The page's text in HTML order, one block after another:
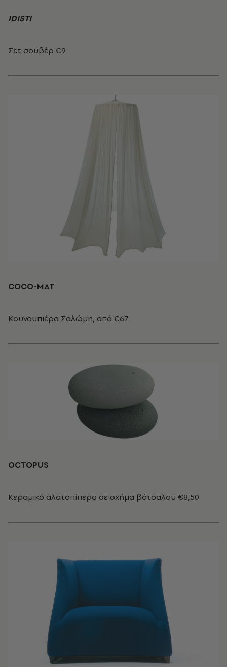
ΙDISTI
Σετ σουβέρ €9
COCO-MAT
Κουνουπιέρα Σαλώμη, από €67
OCTOPUS
Κεραμικό αλατοπίπερο σε σχήμα βότσαλου €8,50